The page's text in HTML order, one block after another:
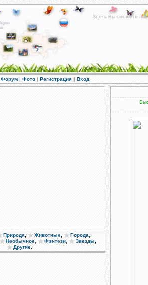
Здесь Вы сможете
Форум | Фото | Регистрация | Вход
Природа Животные Города
Необычное Фэнтези Звезды
Другие.